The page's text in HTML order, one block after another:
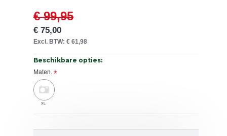
€ 75,00
€ 99,95
Excl. BTW: € 61,98
Beschikbare opties:
Maten.
XL